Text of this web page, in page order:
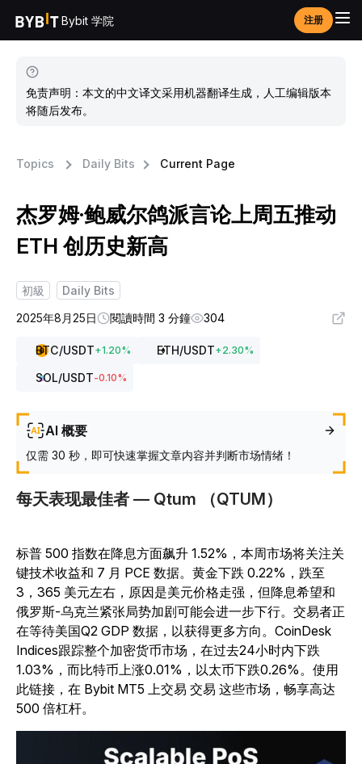
Bybit 学院 注册
免责声明：本文的中文译文采用机器翻译生成，人工编辑版本
将随后发布。
Topics Daily Bits Current Page
杰罗姆·鲍威尔鸽派言论上周五推动
ETH 创历史新高
初級
Daily Bits
2025年8月25日
閱讀時間 3 分鐘 304
BTC/USDT+1.20% ETH/USDT+2.30%
SOL/USDT-0.10%
AI 概要
仅需 30 秒，即可快速掌握文章内容并判断市场情绪！
每天表现最佳者 — Qtum （QTUM）
标普 500 指数在降息方面飙升 1.52%，本周市场将关注关
键技术收益和 7 月 PCE 数据。黄金下跌 0.22%，跌至
3，365 美元左右，原因是美元价格走强，但降息希望和
俄罗斯-乌克兰紧张局势加剧可能会进一步下行。交易者正
在等待美国Q2 GDP 数据，以获得更多方向。CoinDesk
Indices跟踪整个加密货币市场，在过去24小时内下跌
1.03%，而比特币上涨0.01%，以太币下跌0.26%。使用
此链接，在 Bybit MT5 上交易 交易 这些市场，畅享高达
500 倍杠杆。